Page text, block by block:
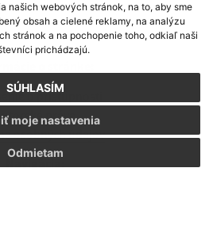
našich webových stránok, na to, aby sme
obsah a cielené reklamy, na analýzu
stránok a na pochopenie toho, odkiaľ naši
prichádzajú.
SÚHLASÍM
Odmietam
moje nastavenia
o prístupnosti
práva
osobných údajov